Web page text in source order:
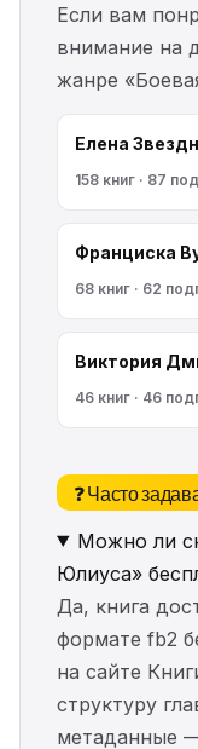
Если вам
внимание на
жанре
Елена
158 книг · 87
Франциска
68 книг · 62
Виктория
46 книг · 46
❓ Часто
Можно ли
Юлиуса»
Да, книга
формате fb2
на сайте
структуру
метаданные